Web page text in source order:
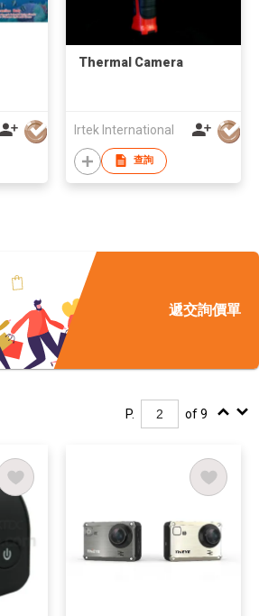
Thermal Camera
Irtek International
查詢
遞交詢價單
P. of 9